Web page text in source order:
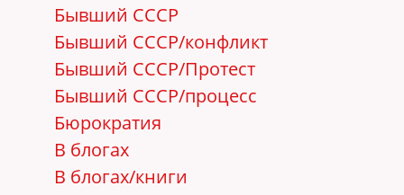
Бывший СССР
Бывший СССР/конфликт
Бывший СССР/Протест
Бывший СССР/процесс
Бюрократия
В блогах
В блогах/книги